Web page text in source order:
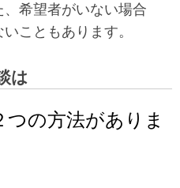
希望者がいない場合
こともあります。
は
の方法がありま